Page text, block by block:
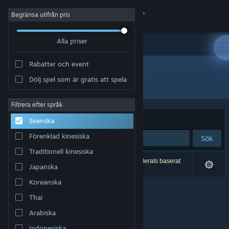
Logga in
Om
Support
Byt språk
Skaffa Steams mobilapp
Se skrivbordswebbplats
Begränsa utifrån pris
Alla priser
Rabatter och event
Dölj spel som är gratis att spela
Filtrera efter språk
Svenska
Förenklad kinesiska
Traditionell kinesiska
Japanska
Koreanska
Thai
Arabiska
Utvecklare: Pixel Crate Games
Sortera efter Relevans
Sök
0 träffar matchade din sökning. 2 titlar har exkluderats baserat
på dina preferenser.